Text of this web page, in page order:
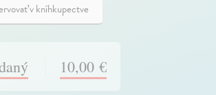
v kníhkupectve
10,00 €